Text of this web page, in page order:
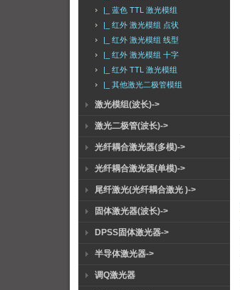
|_ 蓝色 TTL 激光模组
|_ 红外 激光模组 点状
|_ 红外 激光模组 线型
|_ 红外 激光模组 十字
|_ 红外 TTL 激光模组
|_ 其他激光二极管模组
激光模组(波长)->
激光二极管(波长)->
光纤耦合激光器(多模)->
光纤耦合激光器(单模)->
尾纤激光(光纤耦合激光 )->
固体激光器(波长)->
DPSS固体激光器->
半导体激光器->
调Q激光器